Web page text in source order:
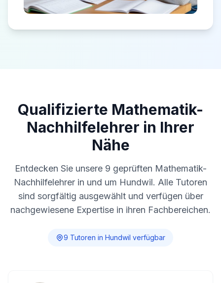
Qualifizierte Mathematik-
Nachhilfelehrer in Ihrer
Nähe
Entdecken Sie unsere 9 geprüften Mathematik-
Nachhilfelehrer in und um Hundwil. Alle Tutoren
sind sorgfältig ausgewählt und verfügen über
nachgewiesene Expertise in ihren Fachbereichen.
9 Tutoren in Hundwil verfügbar